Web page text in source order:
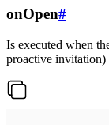
onOpen#
Is executed when
proactive